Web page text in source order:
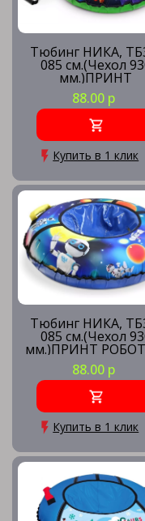
Тюбинг НИКА,
085 см.(Чехол
мм.)ПРИНТ
ПРИШЕЛЬЦЫ с
камерой,
инд.упаковка
88.00 р
Купить в 1 клик
Тюбинг НИКА,
085 см.(Чехол
мм.)ПРИНТ
камерой,
инд.упаковка
88.00 р
Купить в 1 клик